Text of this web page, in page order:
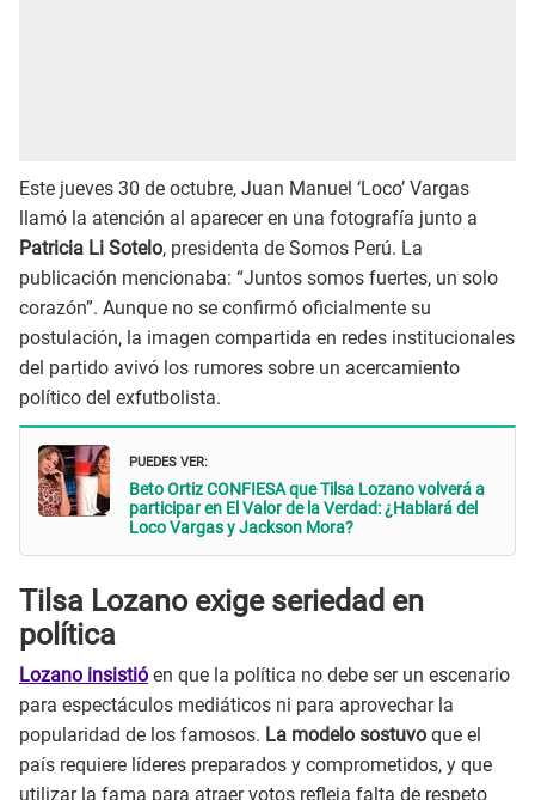
Este jueves 30 de octubre, Juan Manuel ‘Loco’ Vargas
llamó la atención al aparecer en una fotografía junto a
Patricia Li Sotelo, presidenta de Somos Perú. La
publicación mencionaba: “Juntos somos fuertes, un solo
corazón”. Aunque no se confirmó oficialmente su
postulación, la imagen compartida en redes institucionales
del partido avivó los rumores sobre un acercamiento
político del exfutbolista.
PUEDES VER:
Beto Ortiz CONFIESA que Tilsa Lozano volverá a
participar en El Valor de la Verdad: ¿Hablará del
Loco Vargas y Jackson Mora?
Tilsa Lozano exige seriedad en
política
Lozano insistió en que la política no debe ser un escenario
para espectáculos mediáticos ni para aprovechar la
popularidad de los famosos. La modelo sostuvo que el
país requiere líderes preparados y comprometidos, y que
utilizar la fama para atraer votos refleja falta de respeto